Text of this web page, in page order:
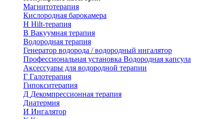
Магнитотерапия
Кислородная барокамера
H Hilt-терапия
В Вакуумная терапия
Водородная терапия
Генератор водорода / водородный ингалятор
Профессиональная установка Водородная капсула
Аксессуары для водородной терапии
Г Галотерапия
Гипокситерапия
Д Декомпрессионная терапия
Диатермия
И Ингалятор